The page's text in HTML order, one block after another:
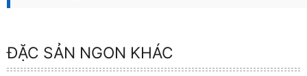
ĐẶC SẢN NGON KHÁC